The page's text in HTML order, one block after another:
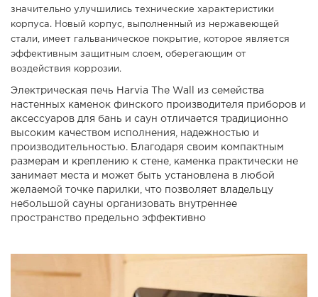
значительно улучшились технические характеристики
корпуса. Новый корпус, выполненный из нержавеющей
стали, имеет гальваническое покрытие, которое является
эффективным защитным слоем, оберегающим от
воздействия коррозии.
Электрическая печь Harvia The Wall из семейства
настенных каменок финского производителя приборов и
аксессуаров для бань и саун отличается традиционно
высоким качеством исполнения, надежностью и
производительностью. Благодаря своим компактным
размерам и креплению к стене, каменка практически не
занимает места и может быть установлена в любой
желаемой точке парилки, что позволяет владельцу
небольшой сауны организовать внутреннее
пространство предельно эффективно